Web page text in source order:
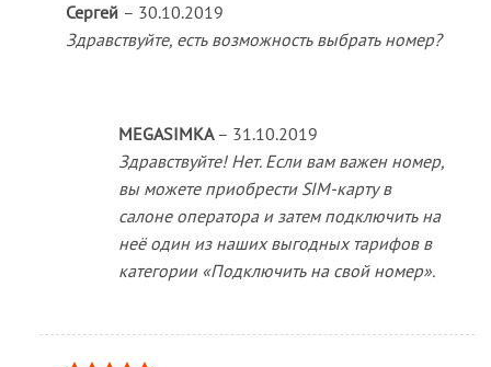
Сергей – 30.10.2019
Здравствуйте, есть возможность выбрать номер?
MEGASIMKA – 31.10.2019
Здравствуйте! Нет. Если вам важен номер,
вы можете приобрести SIM-карту в
салоне оператора и затем подключить на
неё один из наших выгодных тарифов в
категории «Подключить на свой номер».